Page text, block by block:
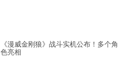
《漫威金刚狼》战斗实机公布！多个角
色亮相